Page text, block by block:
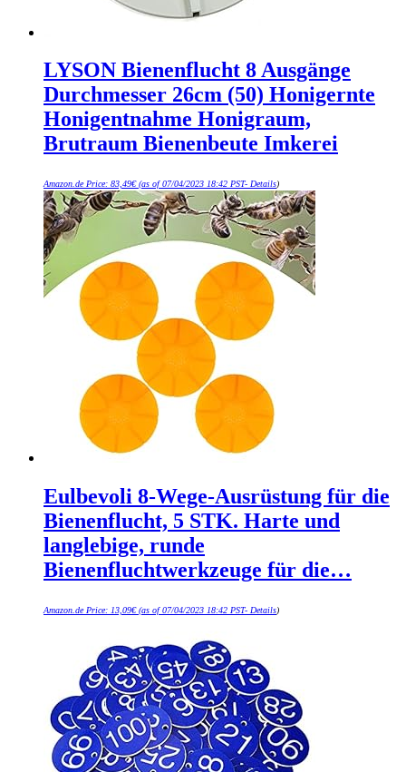
LYSON Bienenflucht 8 Ausgänge
Durchmesser 26cm (50) Honigernte
Honigentnahme Honigraum,
Brutraum Bienenbeute Imkerei
Amazon.de Price: 83,49€(as of 07/04/2023 18:42 PST- Details)
Eulbevoli 8-Wege-Ausrüstung für die
Bienenflucht, 5 STK. Harte und
langlebige, runde
Bienenfluchtwerkzeuge für die…
Amazon.de Price: 13,09€(as of 07/04/2023 18:42 PST- Details)